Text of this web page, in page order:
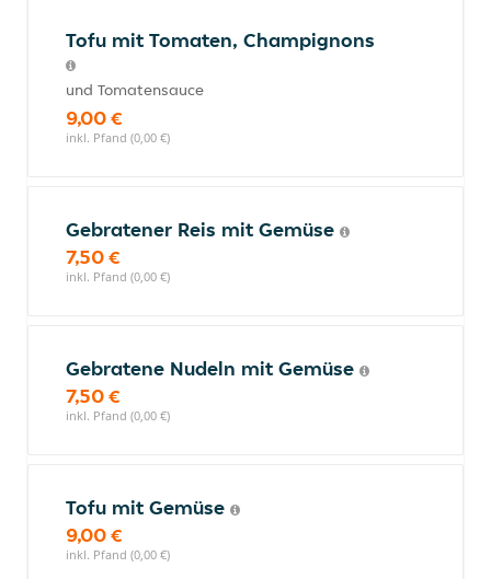
Tofu mit Tomaten, Champignons
und Tomatensauce
9,00 €
inkl. Pfand (0,00 €)
Gebratener Reis mit Gemüse
7,50 €
inkl. Pfand (0,00 €)
Gebratene Nudeln mit Gemüse
7,50 €
inkl. Pfand (0,00 €)
Tofu mit Gemüse
9,00 €
inkl. Pfand (0,00 €)